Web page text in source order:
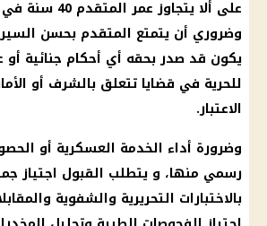
على ألا يتجاوز
وضروري أن يتمتع المتقدم بحسن السير
يكون قد صدر بحقه أي أحكام جنائية
للحرية في قضايا تتعلق بالشرف أو
الاعتبار.
وضرورة أداء الخدمة العسكرية أو
رسمي منها، و يتطلب القبول اجتياز
بالاختبارات التحريرية والشفوية